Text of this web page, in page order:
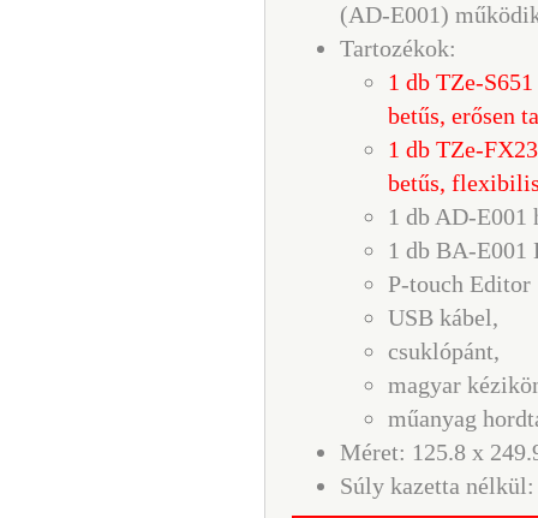
(AD-E001)
Tartozékok:
1 db TZe-
betűs, erősen
1 db TZe-
betűs,
1 db AD-E001
1 db BA-
P-touch
USB kábel,
csuklópánt,
magyar
műanyag
Méret: 125.8 x
Súly kazetta